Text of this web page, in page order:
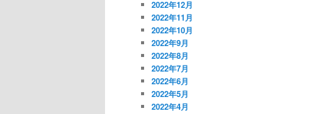
2022年12月
2022年11月
2022年10月
2022年9月
2022年8月
2022年7月
2022年6月
2022年5月
2022年4月